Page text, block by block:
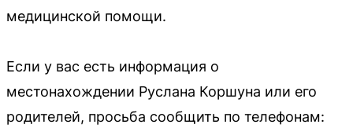
медицинской помощи.
Если у вас есть информация о
местонахождении Руслана Коршуна или его
родителей, просьба сообщить по телефонам: